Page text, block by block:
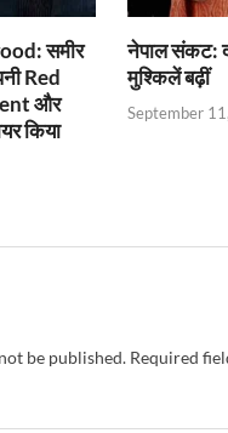
समीर
Red
और
किया
नेपाल संकट:
मुश्किलें बढ़ीं
September
be published. Required